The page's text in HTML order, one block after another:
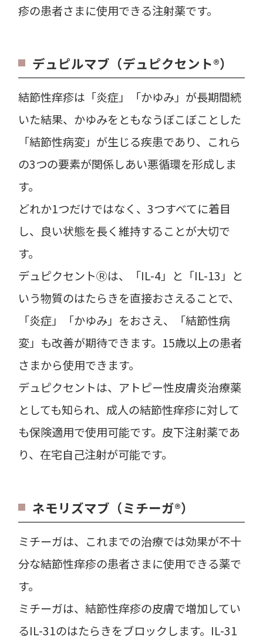
疹の患者さまに使用できる注射薬です。
デュピルマブ（デュピクセント®）
結節性痒疹は「炎症」「かゆみ」が長期間続
いた結果、かゆみをともなうぼこぼことした
「結節性病変」が生じる疾患であり、これら
の3つの要素が関係しあい悪循環を形成しま
す。
どれか1つだけではなく、3つすべてに着目
し、良い状態を長く維持することが大切で
す。
デュピクセントⓇは、「IL-4」と「IL-13」と
いう物質のはたらきを直接おさえることで、
「炎症」「かゆみ」をおさえ、「結節性病
変」も改善が期待できます。15歳以上の患者
さまから使用できます。
デュピクセントは、アトピー性皮膚炎治療薬
としても知られ、成人の結節性痒疹に対して
も保険適用で使用可能です。皮下注射薬であ
り、在宅自己注射が可能です。
ネモリズマブ（ミチーガ®）
ミチーガは、これまでの治療では効果が不十
分な結節性痒疹の患者さまに使用できる薬で
す。
ミチーガは、結節性痒疹の皮膚で増加してい
るIL-31のはたらきをブロックします。IL-31